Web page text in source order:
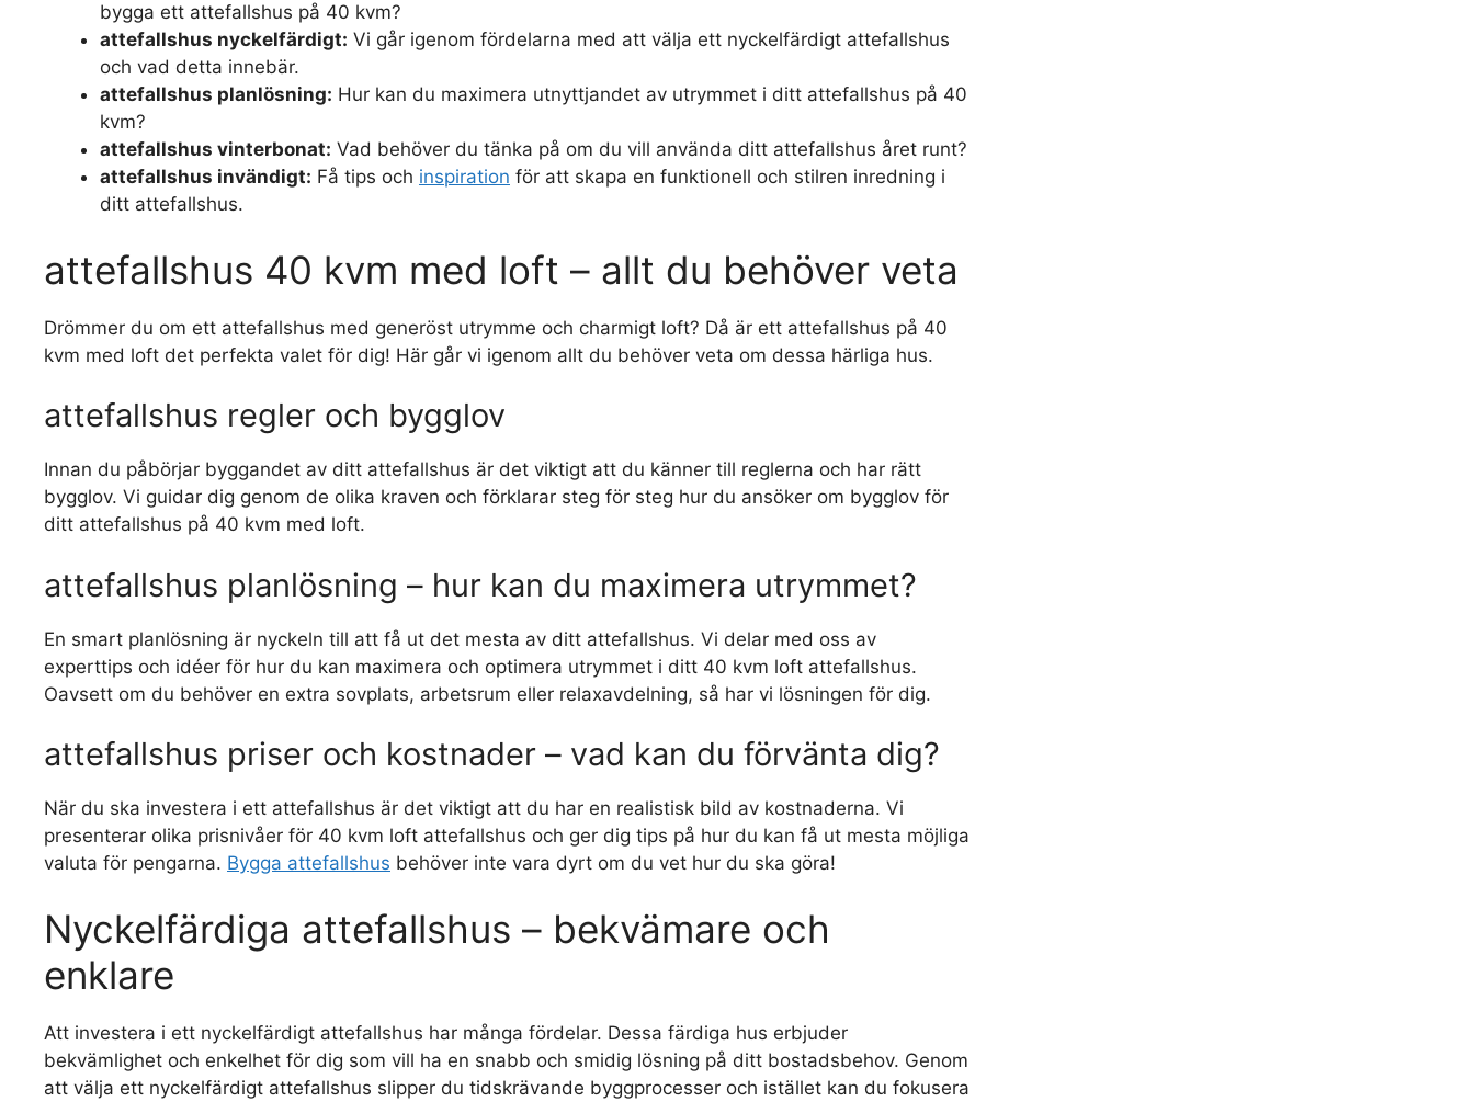
bygga ett attefallshus på 40 kvm?
attefallshus nyckelfärdigt: Vi går igenom fördelarna med att välja ett nyckelfärdigt attefallshus
och vad detta innebär.
attefallshus planlösning: Hur kan du maximera utnyttjandet av utrymmet i ditt attefallshus på 40
kvm?
attefallshus vinterbonat: Vad behöver du tänka på om du vill använda ditt attefallshus året runt?
attefallshus invändigt: Få tips och inspiration för att skapa en funktionell och stilren inredning i
ditt attefallshus.
attefallshus 40 kvm med loft – allt du behöver veta
Drömmer du om ett attefallshus med generöst utrymme och charmigt loft? Då är ett attefallshus på 40
kvm med loft det perfekta valet för dig! Här går vi igenom allt du behöver veta om dessa härliga hus.
attefallshus regler och bygglov
Innan du påbörjar byggandet av ditt attefallshus är det viktigt att du känner till reglerna och har rätt
bygglov. Vi guidar dig genom de olika kraven och förklarar steg för steg hur du ansöker om bygglov för
ditt attefallshus på 40 kvm med loft.
attefallshus planlösning – hur kan du maximera utrymmet?
En smart planlösning är nyckeln till att få ut det mesta av ditt attefallshus. Vi delar med oss av
experttips och idéer för hur du kan maximera och optimera utrymmet i ditt 40 kvm loft attefallshus.
Oavsett om du behöver en extra sovplats, arbetsrum eller relaxavdelning, så har vi lösningen för dig.
attefallshus priser och kostnader – vad kan du förvänta dig?
När du ska investera i ett attefallshus är det viktigt att du har en realistisk bild av kostnaderna. Vi
presenterar olika prisnivåer för 40 kvm loft attefallshus och ger dig tips på hur du kan få ut mesta möjliga
valuta för pengarna. Bygga attefallshus behöver inte vara dyrt om du vet hur du ska göra!
Nyckelfärdiga attefallshus – bekvämare och
enklare
Att investera i ett nyckelfärdigt attefallshus har många fördelar. Dessa färdiga hus erbjuder
bekvämlighet och enkelhet för dig som vill ha en snabb och smidig lösning på ditt bostadsbehov. Genom
att välja ett nyckelfärdigt attefallshus slipper du tidskrävande byggprocesser och istället kan du fokusera